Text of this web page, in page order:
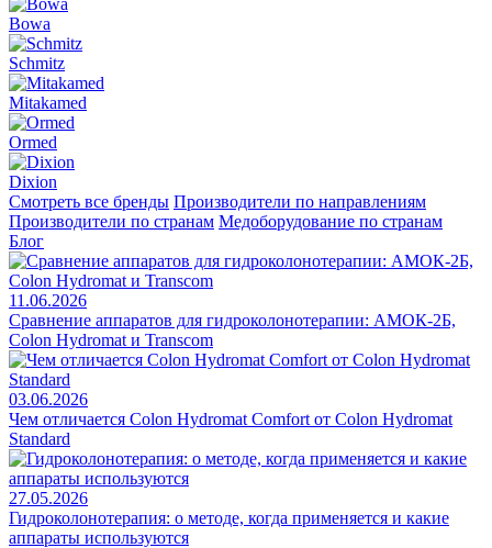
Bowa
Schmitz
Mitakamed
Ormed
Dixion
Смотреть все бренды Производители по направлениям
Производители по странам Медоборудование по странам
Блог
11.06.2026
Сравнение аппаратов для гидроколонотерапии: АМОК-2Б,
Colon Hydromat и Transcom
03.06.2026
Чем отличается Colon Hydromat Comfort от Colon Hydromat
Standard
27.05.2026
Гидроколонотерапия: о методе, когда применяется и какие
аппараты используются